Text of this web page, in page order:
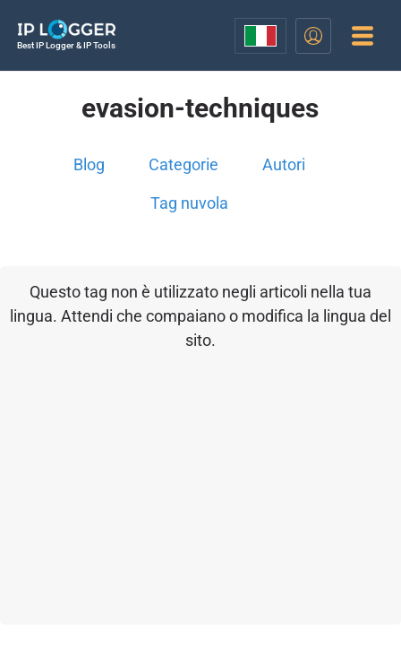
Best IP Logger & IP Tools
evasion-techniques
Blog Categorie Autori
Tag nuvola